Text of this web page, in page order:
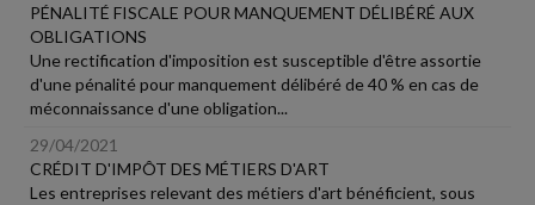
PÉNALITÉ FISCALE POUR MANQUEMENT DÉLIBÉRÉ AUX
OBLIGATIONS
Une rectification d'imposition est susceptible d'être assortie
d'une pénalité pour manquement délibéré de 40 % en cas de
méconnaissance d'une obligation...
29/04/2021
CRÉDIT D'IMPÔT DES MÉTIERS D'ART
Les entreprises relevant des métiers d'art bénéficient, sous